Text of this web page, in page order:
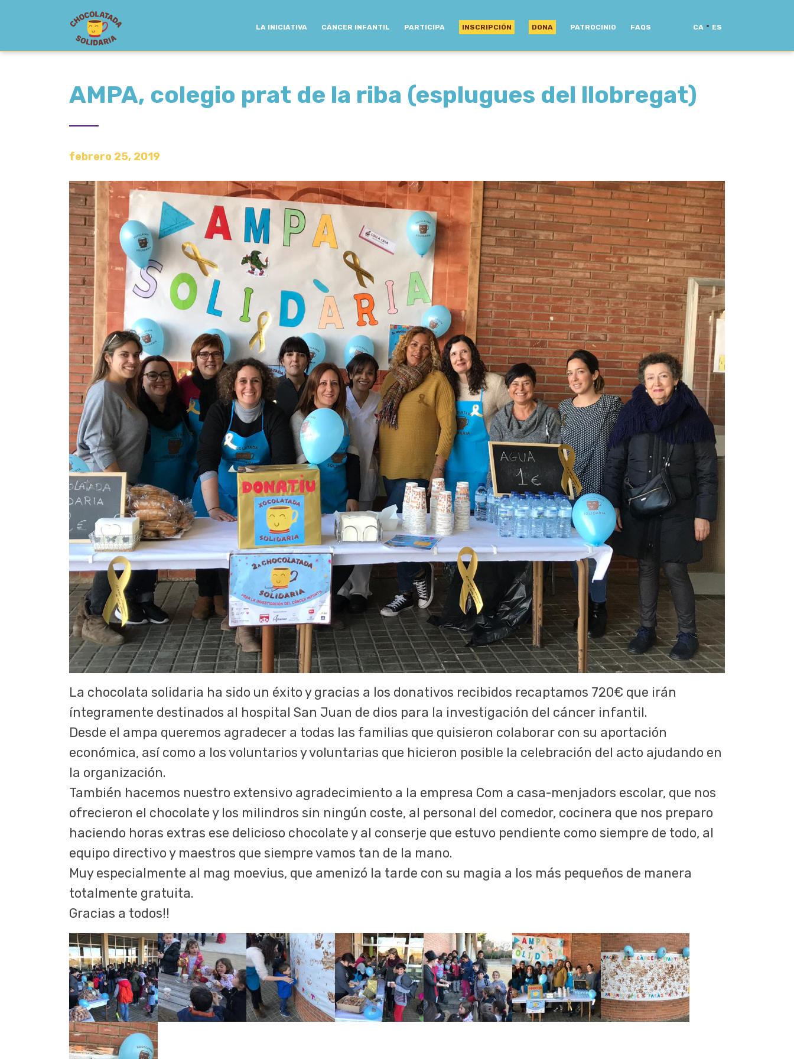
LA INICIATIVA CÁNCER INFANTIL PARTICIPA INSCRIPCIÓN DONA PATROCINIO FAQS CA · ES
AMPA, colegio prat de la riba (esplugues del llobregat)
febrero 25, 2019
La chocolata solidaria ha sido un éxito y gracias a los donativos recibidos recaptamos 720€ que irán
íntegramente destinados al hospital San Juan de dios para la investigación del cáncer infantil.
Desde el ampa queremos agradecer a todas las familias que quisieron colaborar con su aportación
económica, así como a los voluntarios y voluntarias que hicieron posible la celebración del acto ajudando en
la organización.
También hacemos nuestro extensivo agradecimiento a la empresa Com a casa-menjadors escolar, que nos
ofrecieron el chocolate y los milindros sin ningún coste, al personal del comedor, cocinera que nos preparo
haciendo horas extras ese delicioso chocolate y al conserje que estuvo pendiente como siempre de todo, al
equipo directivo y maestros que siempre vamos tan de la mano.
Muy especialmente al mag moevius, que amenizó la tarde con su magia a los más pequeños de manera
totalmente gratuita.
Gracias a todos!!